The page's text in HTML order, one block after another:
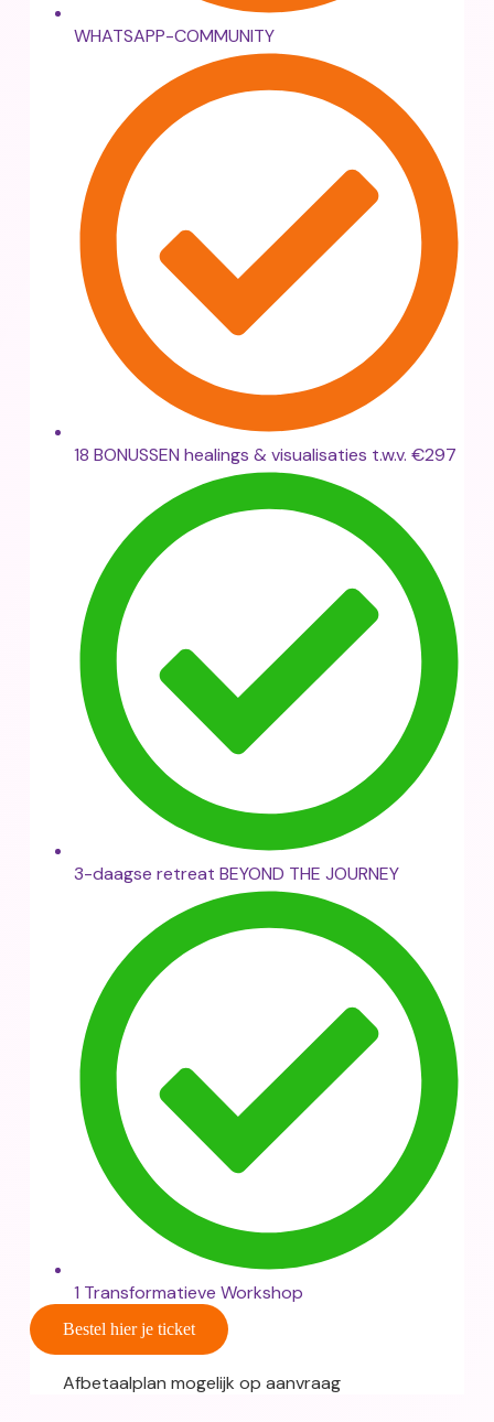
WHATSAPP-COMMUNITY
18 BONUSSEN healings & visualisaties t.w.v. €297
3-daagse retreat BEYOND THE JOURNEY
1 Transformatieve Workshop
Bestel hier je ticket
Afbetaalplan mogelijk op aanvraag